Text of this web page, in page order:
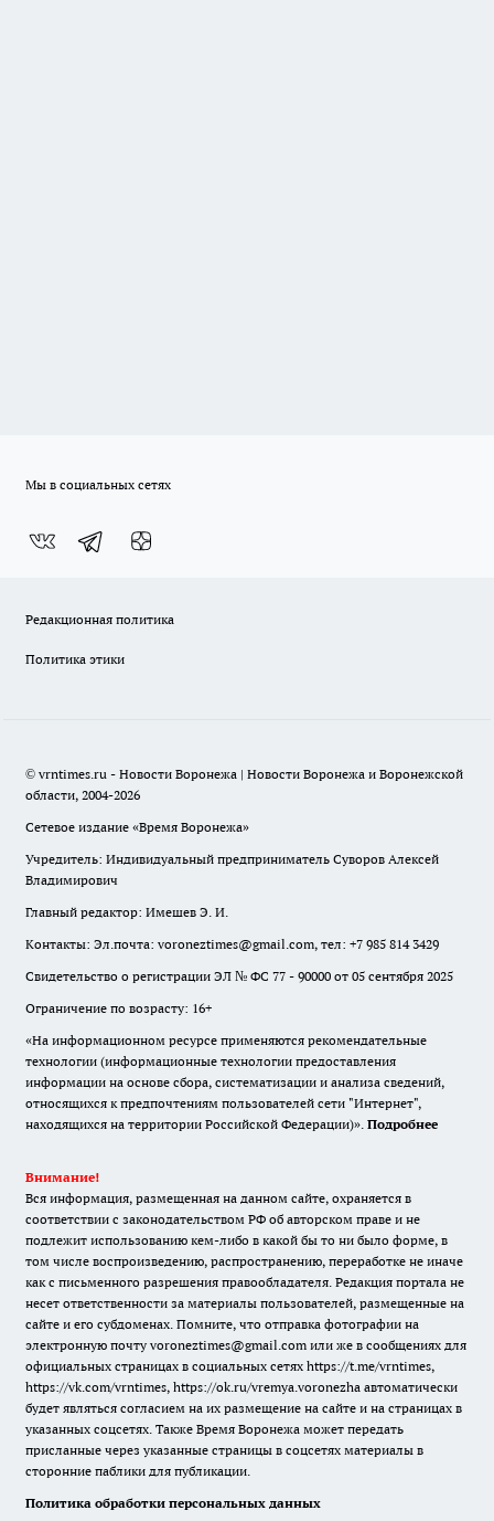
Мы в социальных сетях
Редакционная политика
Политика этики
© vrntimes.ru - Новости Воронежа | Новости Воронежа и Воронежской
области, 2004-2026
Сетевое издание «Время Воронежа»
Учредитель: Индивидуальный предприниматель Суворов Алексей
Владимирович
Главный редактор: Имешев Э. И.
Контакты: Эл.почта: voroneztimes@gmail.com, тел: +7 985 814 3429
Свидетельство о регистрации ЭЛ № ФС 77 - 90000 от 05 сентября 2025
Ограничение по возрасту: 16+
«На информационном ресурсе применяются рекомендательные
технологии (информационные технологии предоставления
информации на основе сбора, систематизации и анализа сведений,
относящихся к предпочтениям пользователей сети "Интернет",
находящихся на территории Российской Федерации)». Подробнее
Внимание!
Вся информация, размещенная на данном сайте, охраняется в
соответствии с законодательством РФ об авторском праве и не
подлежит использованию кем-либо в какой бы то ни было форме, в
том числе воспроизведению, распространению, переработке не иначе
как с письменного разрешения правообладателя. Редакция портала не
несет ответственности за материалы пользователей, размещенные на
сайте и его субдоменах. Помните, что отправка фотографии на
электронную почту voroneztimes@gmail.com или же в сообщениях для
официальных страницах в социальных сетях https://t.me/vrntimes,
https://vk.com/vrntimes, https://ok.ru/vremya.voronezha автоматически
будет являться согласием на их размещение на сайте и на страницах в
указанных соцсетях. Также Время Воронежа может передать
присланные через указанные страницы в соцсетях материалы в
сторонние паблики для публикации.
Политика обработки персональных данных